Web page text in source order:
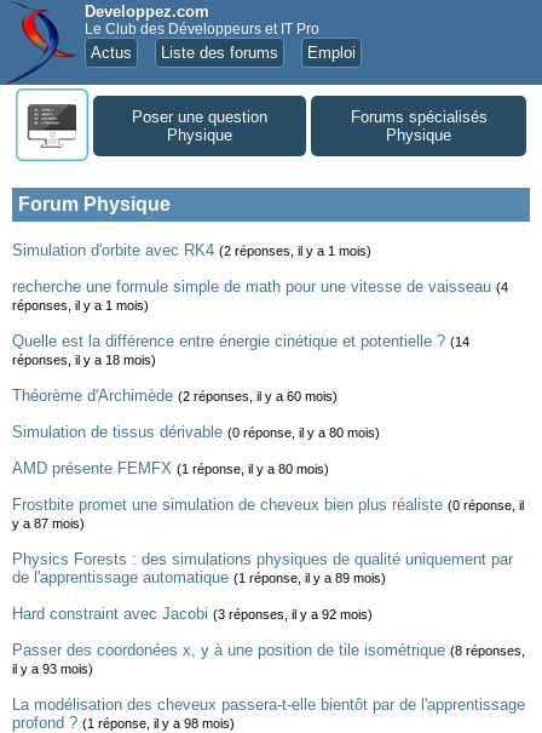
Developpez.com
Le Club des Développeurs et IT Pro
Actus Liste des forums Emploi
Poser une question
Physique
Forums spécialisés
Physique
Forum Physique
Simulation d'orbite avec RK4 (2 réponses, il y a 1 mois)
recherche une formule simple de math pour une vitesse de vaisseau (4
réponses, il y a 1 mois)
Quelle est la différence entre énergie cinétique et potentielle ? (14
réponses, il y a 18 mois)
Théorème d'Archimède (2 réponses, il y a 60 mois)
Simulation de tissus dérivable (0 réponse, il y a 80 mois)
AMD présente FEMFX (1 réponse, il y a 80 mois)
Frostbite promet une simulation de cheveux bien plus réaliste (0 réponse, il
y a 87 mois)
Physics Forests : des simulations physiques de qualité uniquement par
de l'apprentissage automatique (1 réponse, il y a 89 mois)
Hard constraint avec Jacobi (3 réponses, il y a 92 mois)
Passer des coordonées x, y à une position de tile isométrique (8 réponses,
il y a 93 mois)
La modélisation des cheveux passera-t-elle bientôt par de l'apprentissage
profond ? (1 réponse, il y a 98 mois)